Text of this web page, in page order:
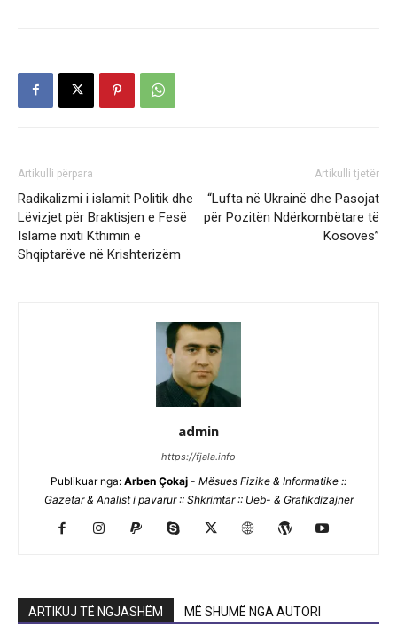
Artikulli përpara
Radikalizmi i islamit Politik dhe
Lëvizjet për Braktisjen e Fesë
Islame nxiti Kthimin e
Shqiptarëve në Krishterizëm
Artikulli tjetër
“Lufta në Ukrainë dhe Pasojat
për Pozitën Ndërkombëtare të
Kosovës”
admin
https://fjala.info
Publikuar nga: Arben Çokaj - Mësues Fizike & Informatike ::
Gazetar & Analist i pavarur :: Shkrimtar :: Ueb- & Grafikdizajner
ARTIKUJ TË NGJASHËM MË SHUMË NGA AUTORI